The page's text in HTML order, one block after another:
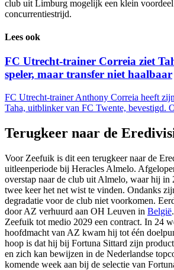
club uit Limburg mogelijk een klein
concurrentiestrijd.
Lees ook
FC Utrecht-trainer Correia ziet
speler, maar transfer niet haalbaar
FC Utrecht-trainer Anthony Correia heeft
Taha, uitblinker van FC Twente, bevestigd.
Terugkeer naar de
Voor Zeefuik is dit een terugkeer naar de
uitleenperiode bij Heracles Almelo.
overstap naar de club uit Almelo, waar hij in
twee keer het net wist te vinden. Ondanks
degradatie voor de club niet voorkomen.
door AZ verhuurd aan OH Leuven in België
Zeefuik tot medio 2029 een contract. In 24
hoofdmacht van AZ kwam hij tot één
hoop is dat hij bij Fortuna Sittard zijn
en zich kan bewijzen in de Nederlandse
komende week aan bij de selectie van